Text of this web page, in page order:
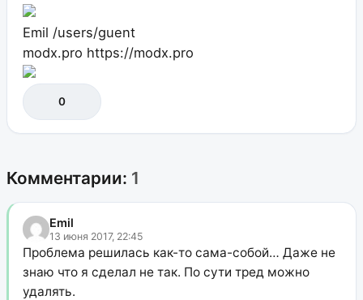
Emil /users/guent
modx.pro https://modx.pro
0
Комментарии: 1
Emil
13 июня 2017, 22:45
Проблема решилась как-то сама-собой… Даже не
знаю что я сделал не так. По сути тред можно
удалять.